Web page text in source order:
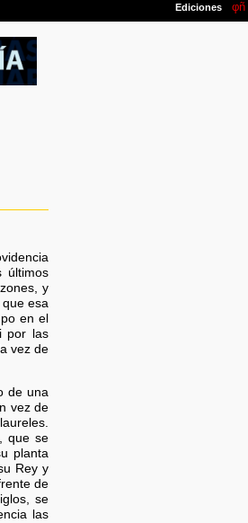
últimos
y
esa
en el
por las
vez de
de una
vez de
que se
planta
Rey y
de
se
las